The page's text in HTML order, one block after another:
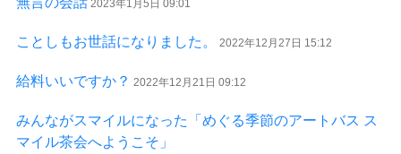
2023年1月5日 09:01
ことしもお世話になりました。 2022年12月27日 15:12
給料いいですか？ 2022年12月21日 09:12
みんながスマイルになった「めぐる季節のアートバス ス
マイル茶会へようこそ」